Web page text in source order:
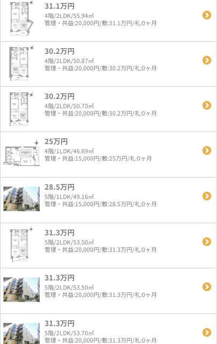
31.1万円
4階/2LDK/55.94㎡
管理・共益:20,000円/敷:31.1万円/礼:0ヶ月
30.2万円
4階/2LDK/50.87㎡
管理・共益:20,000円/敷:30.2万円/礼:0ヶ月
30.2万円
4階/2LDK/50.70㎡
管理・共益:20,000円/敷:30.2万円/礼:0ヶ月
25万円
4階/1LDK/46.69㎡
管理・共益:15,000円/敷:25万円/礼:0ヶ月
28.5万円
5階/1LDK/49.16㎡
管理・共益:15,000円/敷:28.5万円/礼:0ヶ月
31.3万円
5階/2LDK/53.50㎡
管理・共益:20,000円/敷:31.3万円/礼:0ヶ月
31.3万円
5階/2LDK/53.50㎡
管理・共益:20,000円/敷:31.3万円/礼:0ヶ月
31.3万円
5階/2LDK/53.70㎡
管理・共益:20,000円/敷:31.3万円/礼:0ヶ月